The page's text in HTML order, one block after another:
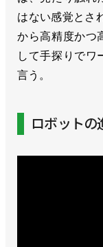
はない感覚とさ
から高精度かつ
して手探りでワ
言う。
ロボットの